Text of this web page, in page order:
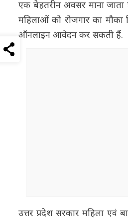
एक बेहतरीन अवसर माना
महिलाओं को रोजगार का
ऑनलाइन आवेदन कर सकती हैं.
उत्तर प्रदेश सरकार महिला एवं